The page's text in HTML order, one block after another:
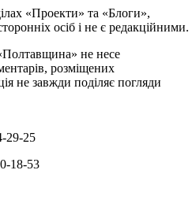
«Проекти» та «Блоги»,
осіб і не є редакційними.
не несе
розміщених
не завжди поділяє погляди
29-25
18-53